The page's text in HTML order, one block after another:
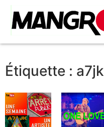
Étiquette : a7jk